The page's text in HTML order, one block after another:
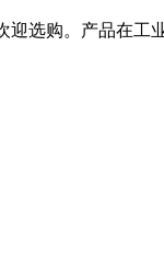
选购。产品在工